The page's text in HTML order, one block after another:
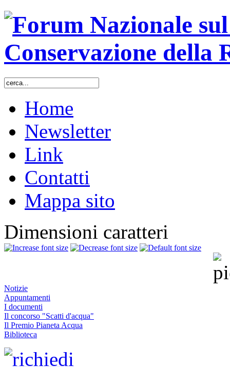
Home
Newsletter
Link
Contatti
Mappa sito
Dimensioni caratteri
Notizie
Appuntamenti
I documenti
Il concorso "Scatti d'acqua"
Il Premio Pianeta Acqua
Biblioteca